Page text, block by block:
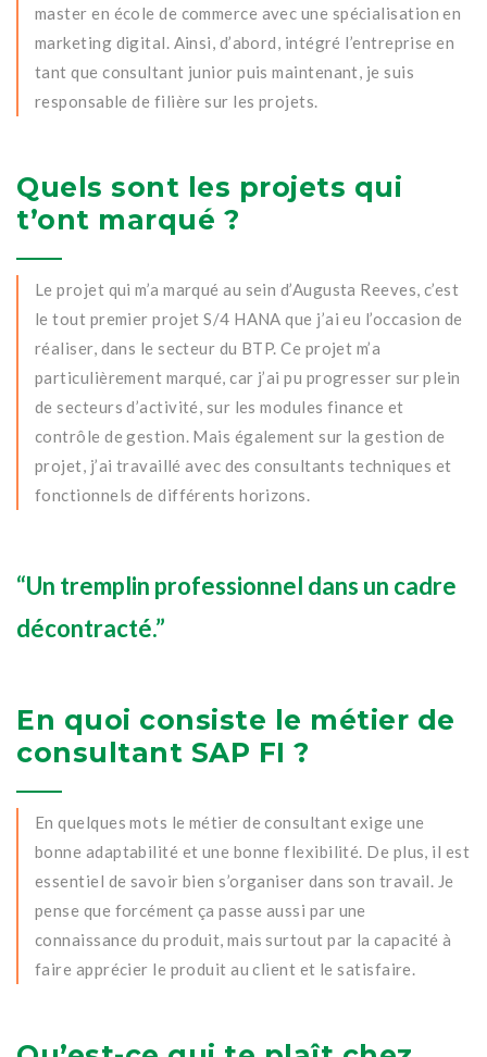
master en école de commerce avec une spécialisation en
marketing digital. Ainsi, d’abord, intégré l’entreprise en
tant que consultant junior puis maintenant, je suis
responsable de filière sur les projets.
Quels sont les projets qui
t’ont marqué ?
Le projet qui m’a marqué au sein d’Augusta Reeves, c’est
le tout premier projet S/4 HANA que j’ai eu l’occasion de
réaliser, dans le secteur du BTP. Ce projet m’a
particulièrement marqué, car j’ai pu progresser sur plein
de secteurs d’activité, sur les modules finance et
contrôle de gestion. Mais également sur la gestion de
projet, j’ai travaillé avec des consultants techniques et
fonctionnels de différents horizons.
“Un tremplin professionnel dans un cadre
décontracté.”
En quoi consiste le métier de
consultant SAP FI ?
En quelques mots le métier de consultant exige une
bonne adaptabilité et une bonne flexibilité. De plus, il est
essentiel de savoir bien s’organiser dans son travail. Je
pense que forcément ça passe aussi par une
connaissance du produit, mais surtout par la capacité à
faire apprécier le produit au client et le satisfaire.